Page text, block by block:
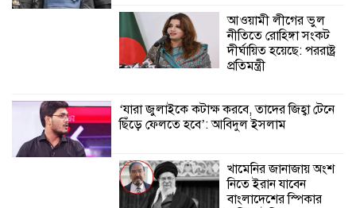
আওয়ামী লীগের ভুল
নীতিতে রোহিঙ্গা সংকট
দীর্ঘায়িত হয়েছে: পররাষ্ট্র
প্রতিমন্ত্রী
‘যারা জুলাইকে কটাক্ষ করবে, তাদের জিহ্বা টেনে
ছিঁড়ে ফেলতে হবে’: আবিদুল ইসলাম
খামেনির জানাজায় অংশ
নিতে ইরান যাবেন
বাংলাদেশের স্পিকার